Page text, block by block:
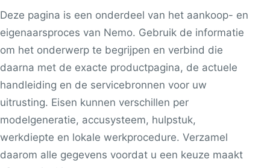
Deze pagina is een onderdeel van het aankoop- en
eigenaarsproces van Nemo. Gebruik de informatie
om het onderwerp te begrijpen en verbind die
daarna met de exacte productpagina, de actuele
handleiding en de servicebronnen voor uw
uitrusting. Eisen kunnen verschillen per
modelgeneratie, accusysteem, hulpstuk,
werkdiepte en lokale werkprocedure. Verzamel
daarom alle gegevens voordat u een keuze maakt